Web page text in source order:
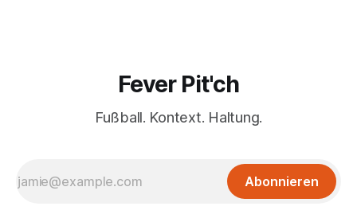
Fever Pit'ch
Fußball. Kontext. Haltung.
Abonnieren